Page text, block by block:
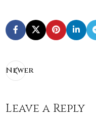
Newer
Leave a Reply